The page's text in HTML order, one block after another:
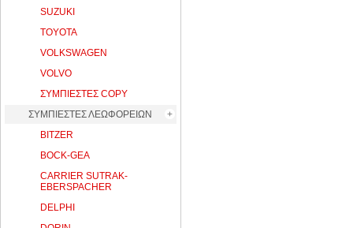
SUZUKI
TOYOTA
VOLKSWAGEN
VOLVO
ΣΥΜΠΙΕΣΤΕΣ COPY
ΣΥΜΠΙΕΣΤΕΣ ΛΕΩΦΟΡΕΙΩΝ
BITZER
BOCK-GEA
CARRIER SUTRAK-
EBERSPACHER
DELPHI